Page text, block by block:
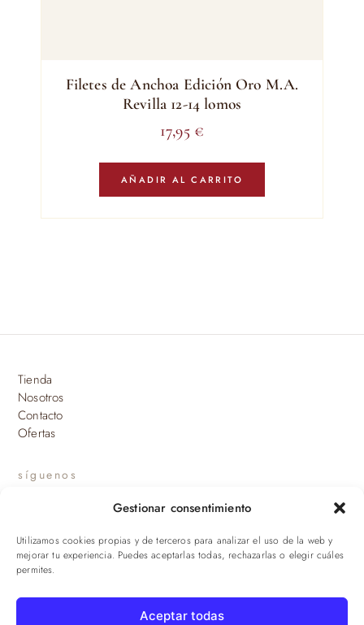
Gestionar consentimiento
Utilizamos cookies propias y de terceros para analizar el uso de la web y
mejorar tu experiencia. Puedes aceptarlas todas, rechazarlas o elegir cuáles
permites.
Aceptar todas
Filetes de Anchoa Edición Oro M.A.
Revilla 12-14 lomos
17,95 €
AÑADIR AL CARRITO
Tienda
Nosotros
Contacto
Ofertas
síguenos
suscríbete a nuestras novedades